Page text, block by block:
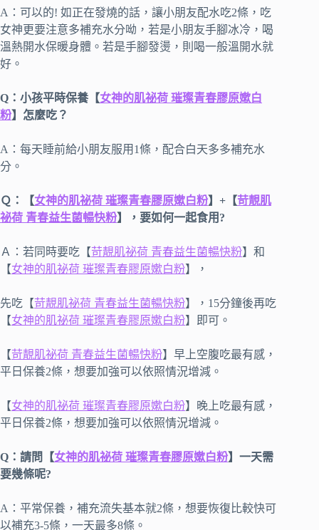
A：可以的! 如正在發燒的話，讓小朋友配水吃2條，吃
女神更要注意多補充水分呦，若是小朋友手腳冰冷，喝
溫熱開水保暖身體。若是手腳發燙，則喝一般溫開水就
好。
Q：小孩平時保養【女神的肌祕荷 璀璨青春膠原嫰白
粉】怎麼吃？
A：每天睡前給小朋友服用1條，配合白天多多補充水
分。
Ｑ：【女神的肌祕荷 璀璨青春膠原嫰白粉】+【苛靚肌
祕荷 青春益生菌暢快粉】，要如何一起食用?
Ａ：若同時要吃【苛靚肌祕荷 青春益生菌暢快粉】和
【女神的肌祕荷 璀璨青春膠原嫰白粉】，
先吃【苛靚肌祕荷 青春益生菌暢快粉】，15分鐘後再吃
【女神的肌祕荷 璀璨青春膠原嫰白粉】即可。
【苛靚肌祕荷 青春益生菌暢快粉】早上空腹吃最有感，
平日保養2條，想要加強可以依照情況增減。
【女神的肌祕荷 璀璨青春膠原嫰白粉】晚上吃最有感，
平日保養2條，想要加強可以依照情況增減。
Q：請問 【女神的肌祕荷 璀璨青春膠原嫰白粉】 一天需
要幾條呢?
A：平常保養，補充流失基本就2條，想要恢復比較快可
以補充3-5條，一天最多8條。